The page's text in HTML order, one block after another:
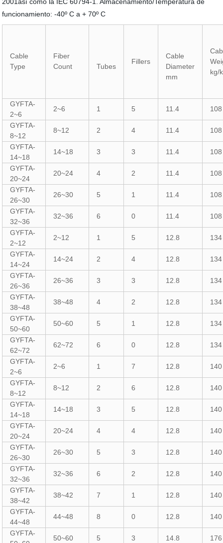
funcionamiento: -40º C a + 70º C
Cable
Type
Fiber
Count
Tubes
Fillers
Cable
Diameter
mm
kg/
GYFTA-
2~6
2~6 1 5 11.4 108
GYFTA-
8~12
8~12 2 4 11.4 108
GYFTA-
14~18
14~18 3 3 11.4 108
GYFTA-
20~24
20~24 4 2 11.4 108
GYFTA-
26~30
26~30 5 1 11.4 108
GYFTA-
32~36
32~36 6 0 11.4 108
GYFTA-
2~12
2~12 1 5 12.8 134
GYFTA-
14~24
14~24 2 4 12.8 134
GYFTA-
26~36
26~36 3 3 12.8 134
GYFTA-
38~48
38~48 4 2 12.8 134
GYFTA-
50~60
50~60 5 1 12.8 134
GYFTA-
62~72
62~72 6 0 12.8 134
GYFTA-
2~6
2~6 1 7 12.8 140
GYFTA-
8~12
8~12 2 6 12.8 140
GYFTA-
14~18
14~18 3 5 12.8 140
GYFTA-
20~24
20~24 4 4 12.8 140
GYFTA-
26~30
26~30 5 3 12.8 140
GYFTA-
32~36
32~36 6 2 12.8 140
GYFTA-
38~42
38~42 7 1 12.8 140
GYFTA-
44~48
44~48 8 0 12.8 140
GYFTA-
50~60 5 3 14.8 176